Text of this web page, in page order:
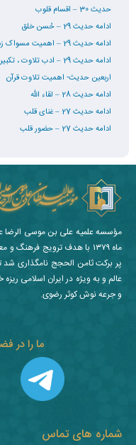
حدیث 30 – اقسام قلوب
ادامه حدیث 29 – حُسن خلق
ادامه حدیث 29 – اهمیت مسواک زدن
ادامه حدیث 29 – ادب تلاوت ، تکبیر، مسواک زدن
اربعین حدیث- اهمیت تلاوت قرآن
ادامه حدیث 28 – لقاء الله
ادامه حدیث 27 – غنای قلب
ادامه حدیث 27 – حضور قلب
شماره های تماس
ما را در
مؤسسه علمیه علی بن موسی الرضا
ماه ۱۳۷۹ با هدف ترویج
پر برکت ثامن الحجج نامگذاری شد
عالم و به ویژه در ایران اسلامی
و جرعه نوش کوثر رضوی.